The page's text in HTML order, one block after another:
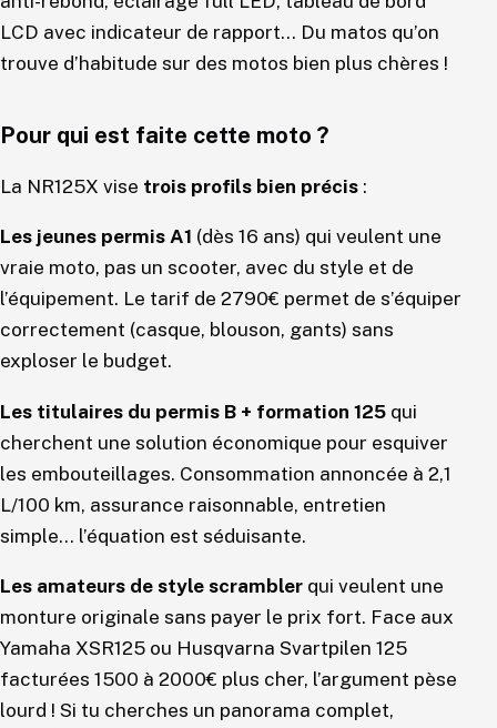
LCD avec indicateur de rapport… Du matos qu’on
trouve d’habitude sur des motos bien plus chères !
Pour qui est faite cette moto ?
La NR125X vise trois profils bien précis :
Les jeunes permis A1 (dès 16 ans) qui veulent une
vraie moto, pas un scooter, avec du style et de
l’équipement. Le tarif de 2790€ permet de s’équiper
correctement (casque, blouson, gants) sans
exploser le budget.
Les titulaires du permis B + formation 125 qui
cherchent une solution économique pour esquiver
les embouteillages. Consommation annoncée à 2,1
L/100 km, assurance raisonnable, entretien
simple… l’équation est séduisante.
Les amateurs de style scrambler qui veulent une
monture originale sans payer le prix fort. Face aux
Yamaha XSR125 ou Husqvarna Svartpilen 125
facturées 1500 à 2000€ plus cher, l’argument pèse
lourd ! Si tu cherches un panorama complet,